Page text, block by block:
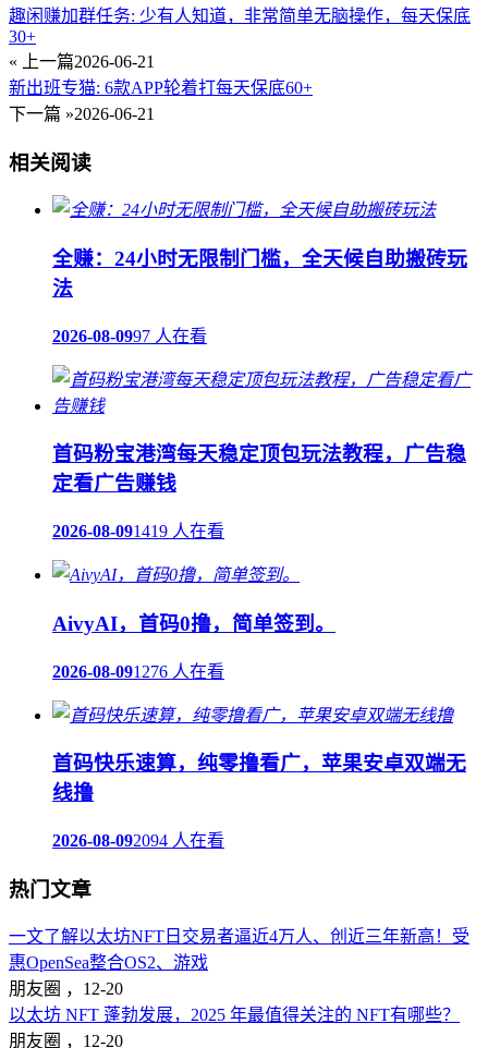
趣闲赚加群任务: 少有人知道，非常简单无脑操作，每天保底
30+
« 上一篇2026-06-21
新出班专猫: 6款APP轮着打每天保底60+
下一篇 »2026-06-21
相关阅读
全赚：24小时无限制门槛，全天候自助搬砖玩
法
2026-08-0997 人在看
首码粉宝港湾每天稳定顶包玩法教程，广告稳
定看广告赚钱
2026-08-091419 人在看
AivyAI，首码0撸，简单签到。
2026-08-091276 人在看
首码快乐速算，纯零撸看广，苹果安卓双端无
线撸
2026-08-092094 人在看
热门文章
一文了解以太坊NFT日交易者逼近4万人、创近三年新高！受
惠OpenSea整合OS2、游戏
朋友圈 ， 12-20
以太坊 NFT 蓬勃发展，2025 年最值得关注的 NFT有哪些？
朋友圈 ， 12-20